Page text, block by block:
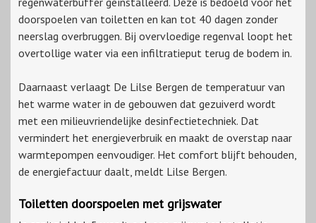
doorspoelen van toiletten en kan tot 40 dagen zonder
neerslag overbruggen. Bij overvloedige regenval loopt het
overtollige water via een infiltratieput terug de bodem in.
Daarnaast verlaagt De Lilse Bergen de temperatuur van
het warme water in de gebouwen dat gezuiverd wordt
met een milieuvriendelijke desinfectietechniek. Dat
vermindert het energieverbruik en maakt de overstap naar
warmtepompen eenvoudiger. Het comfort blijft behouden,
de energiefactuur daalt, meldt Lilse Bergen.
Toiletten doorspoelen met grijswater